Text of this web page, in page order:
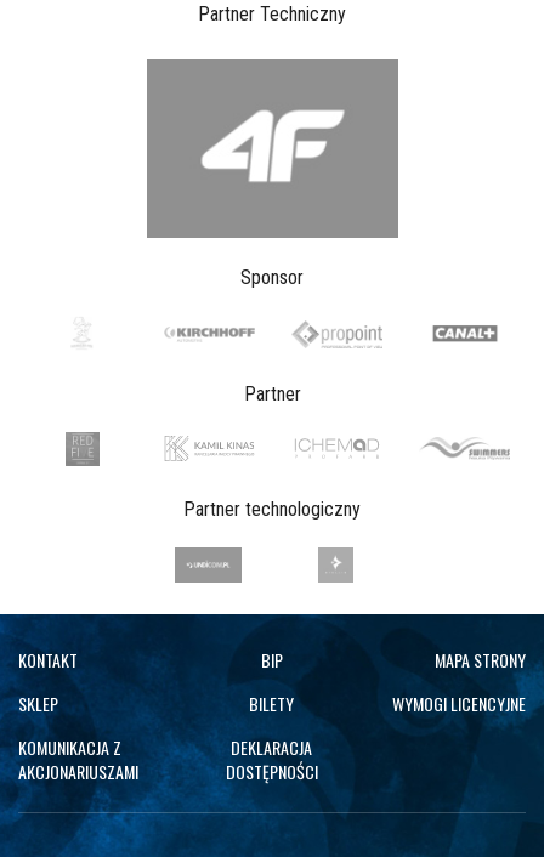
Partner Techniczny
Sponsor
Partner
Partner technologiczny
KONTAKT BIP
MAPA STRONY
SKLEP
BILETY
WYMOGI LICENCYJNE
KOMUNIKACJA Z
AKCJONARIUSZAMI
DEKLARACJA
DOSTĘPNOŚCI